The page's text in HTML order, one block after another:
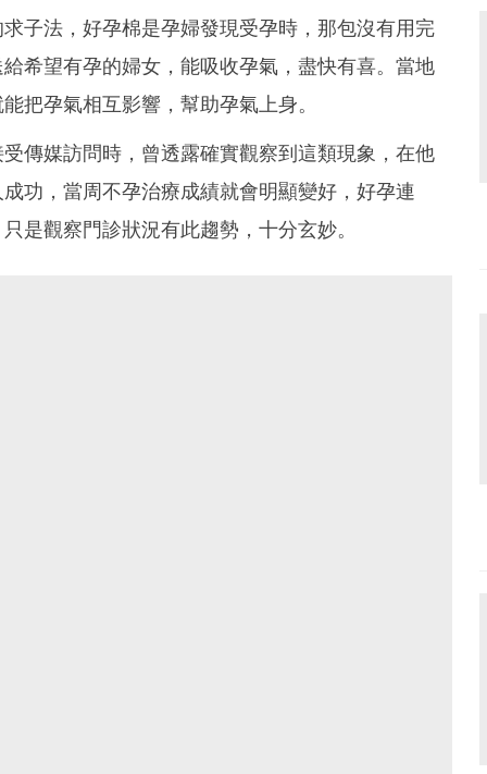
子法，好孕棉是孕婦發現受孕時，那包沒有用完
希望有孕的婦女，能吸收孕氣，盡快有喜。當地
把孕氣相互影響，幫助孕氣上身。
傳媒訪問時，曾透露確實觀察到這類現象，在他
功，當周不孕治療成績就會明顯變好，好孕連
是觀察門診狀況有此趨勢，十分玄妙。